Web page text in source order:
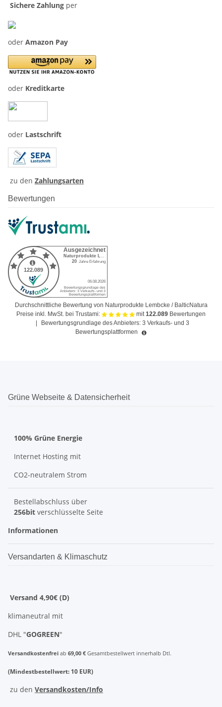
Sichere Zahlung per
oder Amazon Pay
oder Kreditkarte
oder Lastschrift
zu den Zahlungsarten
Bewertungen
Durchschnittliche Bewertung von Naturprodukte Lembcke / BalticNatura
Preise inkl. MwSt. bei Trustami:
mit122.089 Bewertungen
Bewertungsgrundlage des Anbieters: 3 Verkaufs- und 3
Bewertungsplattformen
Grüne Webseite & Datensicherheit
100% Grüne Energie
Internet Hosting mit
CO2-neutralem Strom
Bestellabschluss über
256bit verschlüsselte Seite
Informationen
Versandarten & Klimaschutz
Versand 4,90€ (D)
klimaneutral mit
DHL "GOGREEN"
Versandkostenfrei ab 69,00 € Gesamtbestellwert innerhalb Dtl.
(Mindestbestellwert: 10 EUR)
zu den Versandkosten/Info